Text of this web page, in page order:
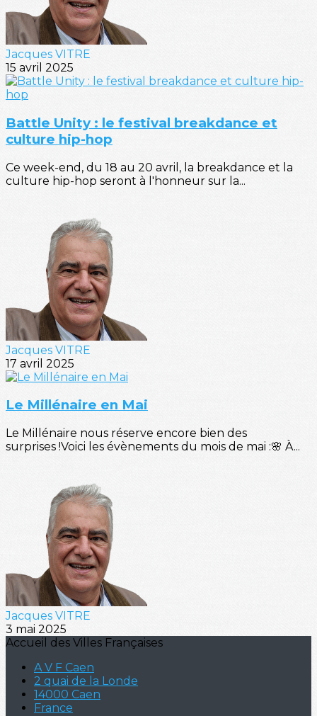
Jacques VITRE
15 avril 2025
Battle Unity : le festival breakdance et
culture hip-hop
Ce week-end, du 18 au 20 avril, la breakdance et la
culture hip-hop seront à l'honneur sur la...
Jacques VITRE
17 avril 2025
Le Millénaire en Mai
Le Millénaire nous réserve encore bien des
surprises !Voici les évènements du mois de mai :🌸 À...
Jacques VITRE
3 mai 2025
Accueil des Villes Françaises
A V F Caen
2 quai de la Londe
14000 Caen
France